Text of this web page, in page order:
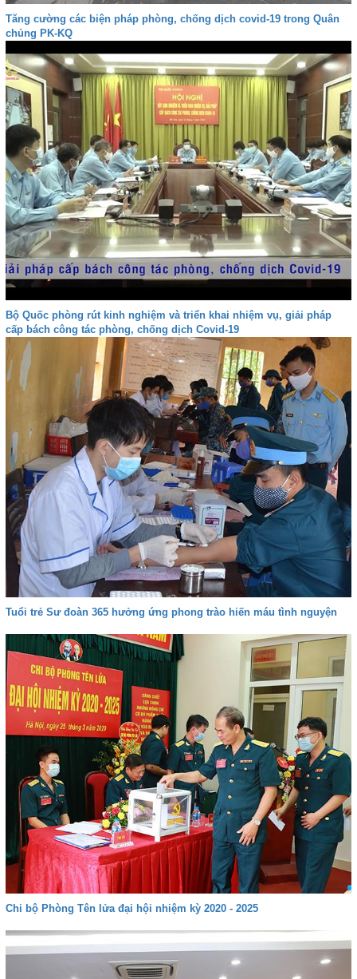
Tăng cường các biện pháp phòng, chống dịch covid-19 trong Quân
chủng PK-KQ
Bộ Quốc phòng rút kinh nghiệm và triển khai nhiệm vụ, giải pháp
cấp bách công tác phòng, chống dịch Covid-19
Tuổi trẻ Sư đoàn 365 hưởng ứng phong trào hiến máu tình nguyện
Chi bộ Phòng Tên lửa đại hội nhiệm kỳ 2020 - 2025